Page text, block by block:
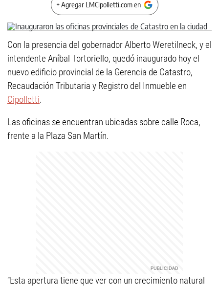
+ Agregar LMCipolletti.com en
Con la presencia del gobernador Alberto Weretilneck, y el
intendente Aníbal Tortoriello, quedó inaugurado hoy el
nuevo edificio provincial de la Gerencia de Catastro,
Recaudación Tributaria y Registro del Inmueble en
Cipolletti.
Las oficinas se encuentran ubicadas sobre calle Roca,
frente a la Plaza San Martín.
“Esta apertura tiene que ver con un crecimiento natural